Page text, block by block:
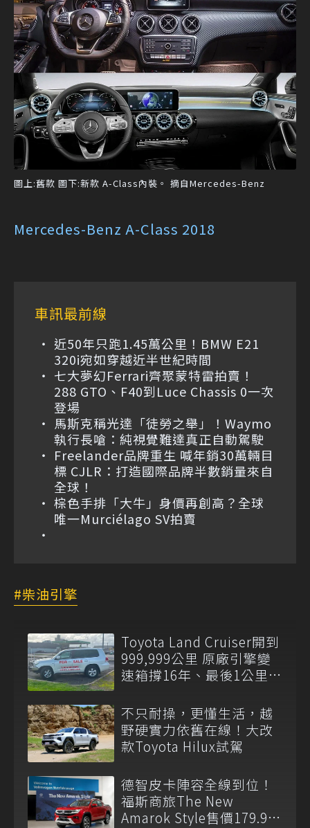
圖上:舊款 圖下:新款 A-Class內裝。 摘自Mercedes-Benz
Mercedes-Benz A-Class 2018
車訊最前線
近50年只跑1.45萬公里！BMW E21
320i宛如穿越近半世紀時間
七大夢幻Ferrari齊聚蒙特雷拍賣！
288 GTO、F40到Luce Chassis 0一次
登場
馬斯克稱光達「徒勞之舉」！Waymo
執行長嗆：純視覺難達真正自動駕駛
Freelander品牌重生 喊年銷30萬輛目
標 CJLR：打造國際品牌半數銷量來自
全球！
棕色手排「大牛」身價再創高？全球
唯一Murciélago SV拍賣
柴油引擎
Toyota Land Cruiser開到
999,999公里 原廠引擎變
速箱撐16年、最後1公里留
不只耐操，更懂生活，越
野硬實力依舊在線！大改
款Toyota Hilux試駕
德智皮卡陣容全線到位！
福斯商旅The New
Amarok Style售價179.9萬